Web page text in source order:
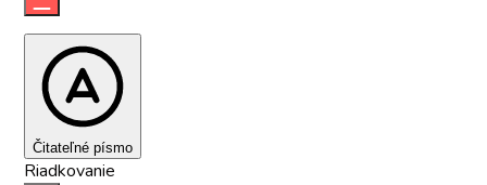
Čitateľné písmo
Riadkovanie